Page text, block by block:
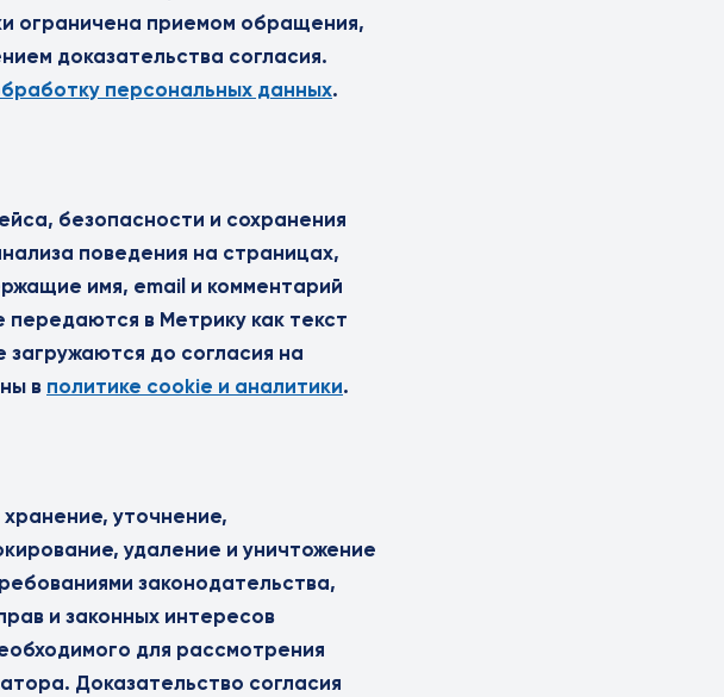
ограничена приемом обращения,
доказательства согласия.
персональных данных.
безопасности и сохранения
поведения на страницах,
имя, email и комментарий
в Метрику как текст
загружаются до согласия на
в политике cookie и аналитики.
уточнение,
удаление и уничтожение
законодательства,
и законных интересов
для рассмотрения
Доказательство согласия